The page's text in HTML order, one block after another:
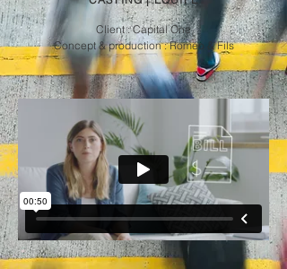
Client : Capital One
Concept & production : Roméo & Fils